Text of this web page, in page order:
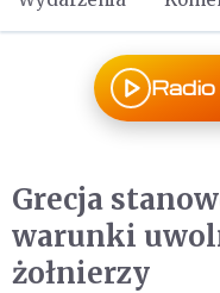
Grecja
warunki
żołnierzy